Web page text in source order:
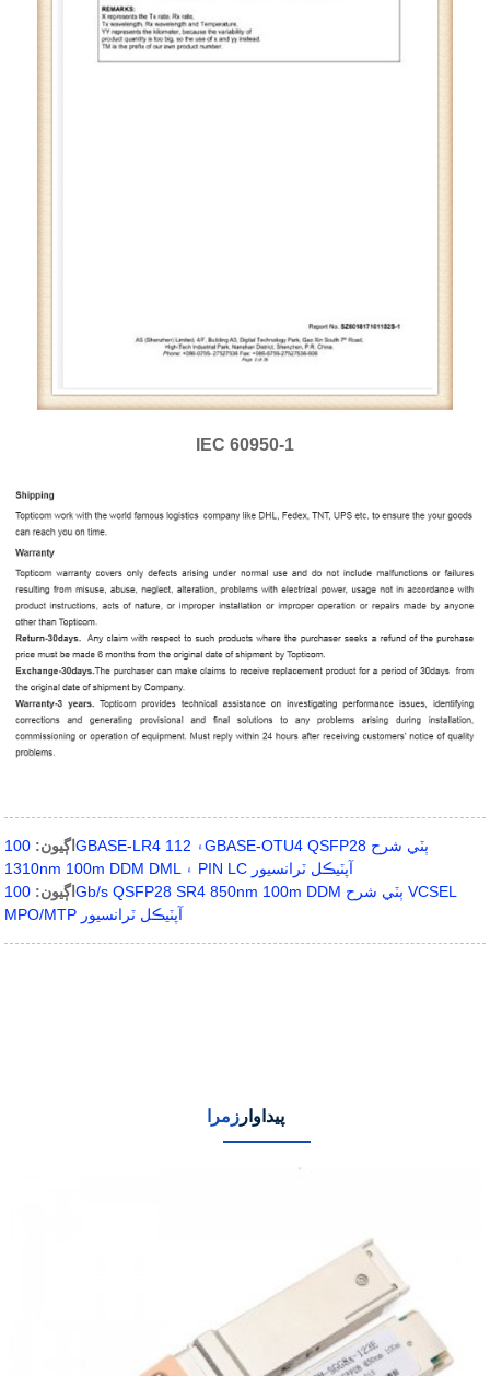
IEC 60950-1
اڳيون: 100GBASE-LR4 ۽ 112GBASE-OTU4 QSFP28 ٻٽي شرح
1310nm 100m DDM DML ۽ PIN LC آپٽيڪل ٽرانسيور
اڳيون: 100Gb/s QSFP28 SR4 850nm 100m DDM ٻٽي شرح VCSEL
MPO/MTP آپٽيڪل ٽرانسيور
پيداوارزمرا